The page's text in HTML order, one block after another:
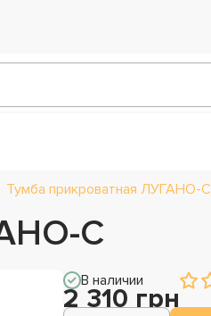
Тумба прикроватная ЛУГАНО-С
С
В наличии
2 310 грн